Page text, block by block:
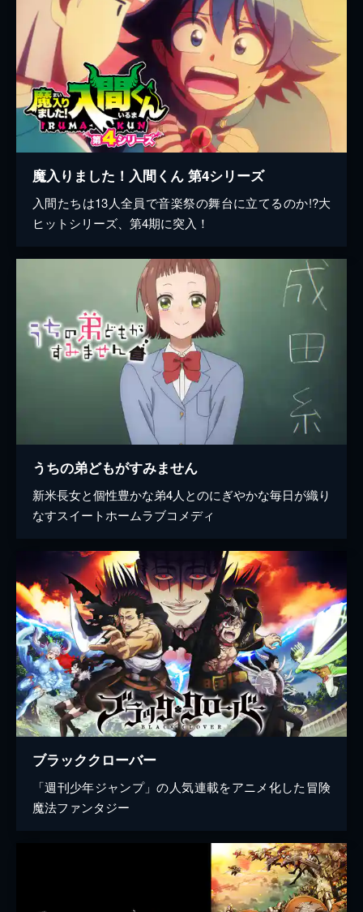
魔入りました！入間くん 第4シリーズ
入間たちは13人全員で音楽祭の舞台に立てるのか!?大
ヒットシリーズ、第4期に突入！
うちの弟どもがすみません
新米長女と個性豊かな弟4人とのにぎやかな毎日が織り
なすスイートホームラブコメディ
ブラッククローバー
「週刊少年ジャンプ」の人気連載をアニメ化した冒険
魔法ファンタジー